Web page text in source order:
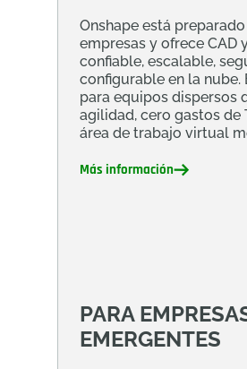
Onshape está
empresas y ofrece CAD
confiable, escalable,
configurable en la nube.
para equipos dispersos
agilidad, cero gastos de
área de trabajo virtual
Más información
PARA
EMERGENTES